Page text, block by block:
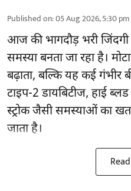
Published on:05 Aug 2026, 5:30 pm
आज की भागदौड़ भरी
समस्या बनता जा रहा है।
बढ़ाता, बल्कि यह कई गंभीर
टाइप-2 डायबिटीज, हाई
स्ट्रोक जैसी समस्याओं का
जाता है।